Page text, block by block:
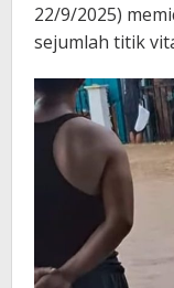
22/9/2025)
sejumlah titik